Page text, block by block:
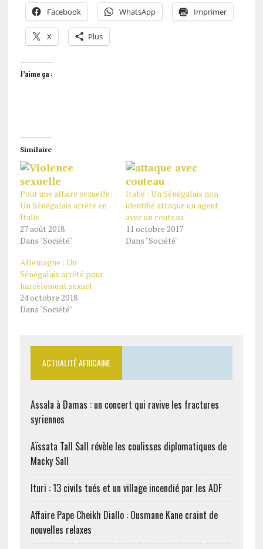
Facebook WhatsApp Imprimer
X Plus
J’aime ça :
Similaire
Pour une affaire sexuelle:
Un Sénégalais arrêté en
Italie
27 août 2018
Dans "Société"
Italie : Un Sénégalais non
identifié attaque un agent
avec un couteau
11 octobre 2017
Dans "Société"
Allemagne : Un
Sénégalais arrêté pour
harcèlement sexuel
24 octobre 2018
Dans "Société"
ACTUALITÉ AFRICAINE
Assala à Damas : un concert qui ravive les fractures
syriennes
Aïssata Tall Sall révèle les coulisses diplomatiques de
Macky Sall
Ituri : 13 civils tués et un village incendié par les ADF
Affaire Pape Cheikh Diallo : Ousmane Kane craint de
nouvelles relaxes